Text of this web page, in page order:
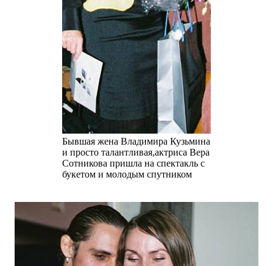
Бывшая жена Владимира Кузьмина
и просто талантливая,актриса Вера
Сотникова пришла на спектакль с
букетом и молодым спутником